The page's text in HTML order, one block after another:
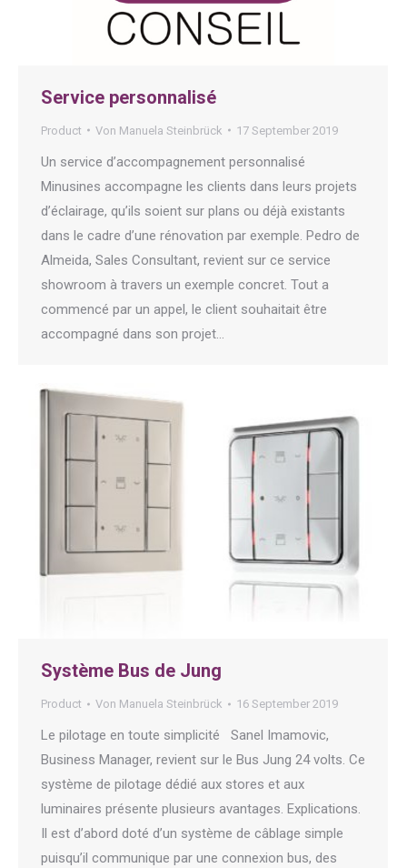
Service personnalisé
Product Von Manuela Steinbrück 17 September 2019
Un service d’accompagnement personnalisé
Minusines accompagne les clients dans leurs projets
d’éclairage, qu’ils soient sur plans ou déjà existants
dans le cadre d’une rénovation par exemple. Pedro de
Almeida, Sales Consultant, revient sur ce service
showroom à travers un exemple concret. Tout a
commencé par un appel, le client souhaitait être
accompagné dans son projet…
Système Bus de Jung
Product Von Manuela Steinbrück 16 September 2019
Le pilotage en toute simplicité Sanel Imamovic,
Business Manager, revient sur le Bus Jung 24 volts. Ce
système de pilotage dédié aux stores et aux
luminaires présente plusieurs avantages. Explications.
Il est d’abord doté d’un système de câblage simple
puisqu’il communique par une connexion bus, des